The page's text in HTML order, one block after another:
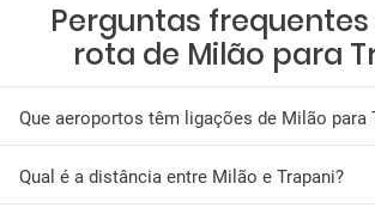
Perguntas
rota de Milão para
Que aeroportos têm ligações de Milão para
Qual é a distância entre Milão e Trapani?